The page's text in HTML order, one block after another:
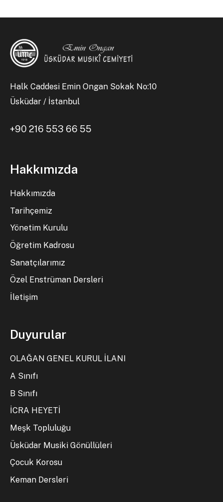
Halk Caddesi Emin Ongan Sokak No:10
Üsküdar / İstanbul
+90 216 553 66 55
Hakkımızda
Hakkımızda
Tarihçemiz
Yönetim Kurulu
Öğretim Kadrosu
Sanatçılarımız
Özel Enstrüman Dersleri
İletişim
Duyurular
OLAĞAN GENEL KURUL İLANI
A Sınıfı
B Sınıfı
İCRA HEYETİ
Meşk Topluluğu
Üsküdar Musiki Gönüllüleri
Çocuk Korosu
Keman Dersleri